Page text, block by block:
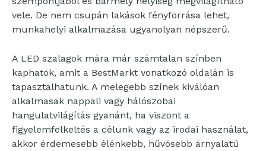
vele. De nem csupán lakások fényforrása lehet,
munkahelyi alkalmazása ugyanolyan népszerű.
A LED szalagok mára már számtalan színben
kaphatók, amit a BestMarkt vonatkozó oldalán is
tapasztalhatunk. A melegebb színek kiválóan
alkalmasak nappali vagy hálószobai
hangulatvilágítás gyanánt, ha viszont a
figyelemfelkeltés a célunk vagy az irodai használat,
akkor érdemesebb élénkebb, hűvösebb árnyalatú